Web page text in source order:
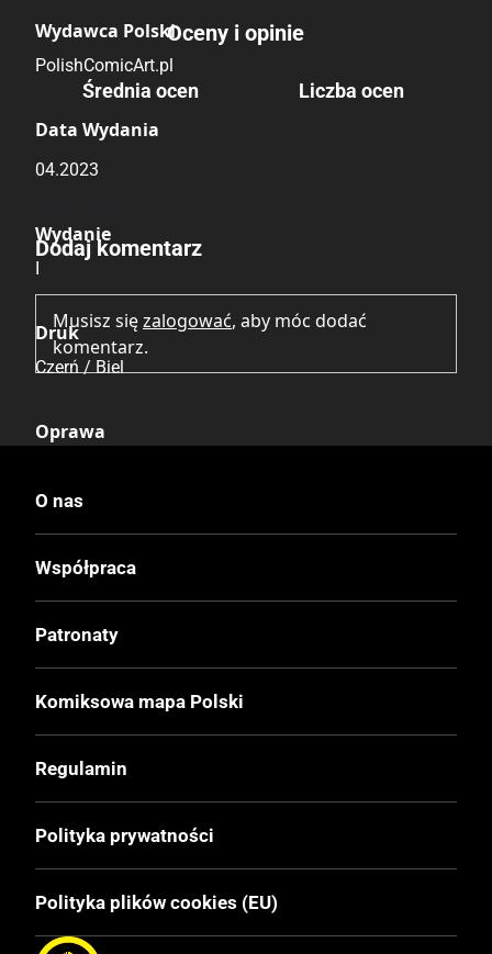
Wydawca Polski
PolishComicArt.pl
Data Wydania
04.2023
Wydanie
Druk
Czerń / Biel
Oprawa
Format
210x297 mm
Liczba Stron
36
Cena Okładkowa
39.00 zł
EAN
Oceny i opinie
Średnia ocen
Brak głosów
Liczba ocen
Dodaj komentarz
Musisz sięzalogować, aby móc dodać
komentarz.
O nas
Współpraca
Patronaty
Komiksowa mapa Polski
Regulamin
Polityka prywatności
Polityka plików cookies (EU)